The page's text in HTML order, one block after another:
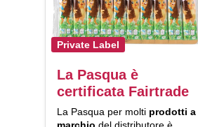
Private Label
La Pasqua è
certificata Fairtrade
La Pasqua per moltiprodotti a
marchio del distributore è